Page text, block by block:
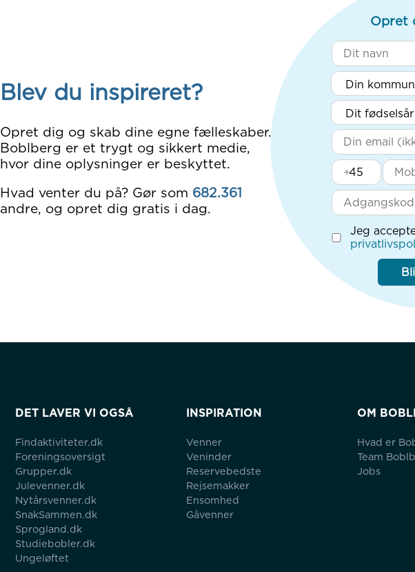
Blev du inspireret?
Opret dig og skab dine egne fælleskaber.
Boblberg er et trygt og sikkert medie,
hvor dine oplysninger er beskyttet.
Hvad venter du på? Gør som 682.361
andre, og opret dig gratis i dag.
Opret
+
Jeg
DET LAVER VI OGSÅ
Findaktiviteter.dk
Foreningsoversigt
Grupper.dk
Julevenner.dk
Nytårsvenner.dk
SnakSammen.dk
Sprogland.dk
Studiebobler.dk
Ungeløftet
INSPIRATION
Venner
Veninder
Reservebedste
Rejsemakker
Ensomhed
Gåvenner
OM
Hvad er
Team
Jobs